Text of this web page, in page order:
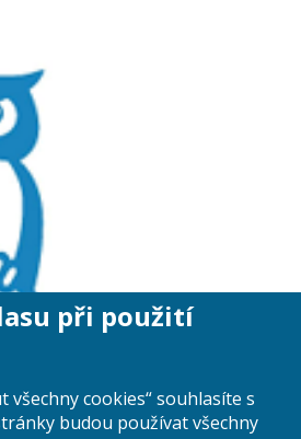
při použití
všechny cookies“ souhlasíte s
budou používat všechny